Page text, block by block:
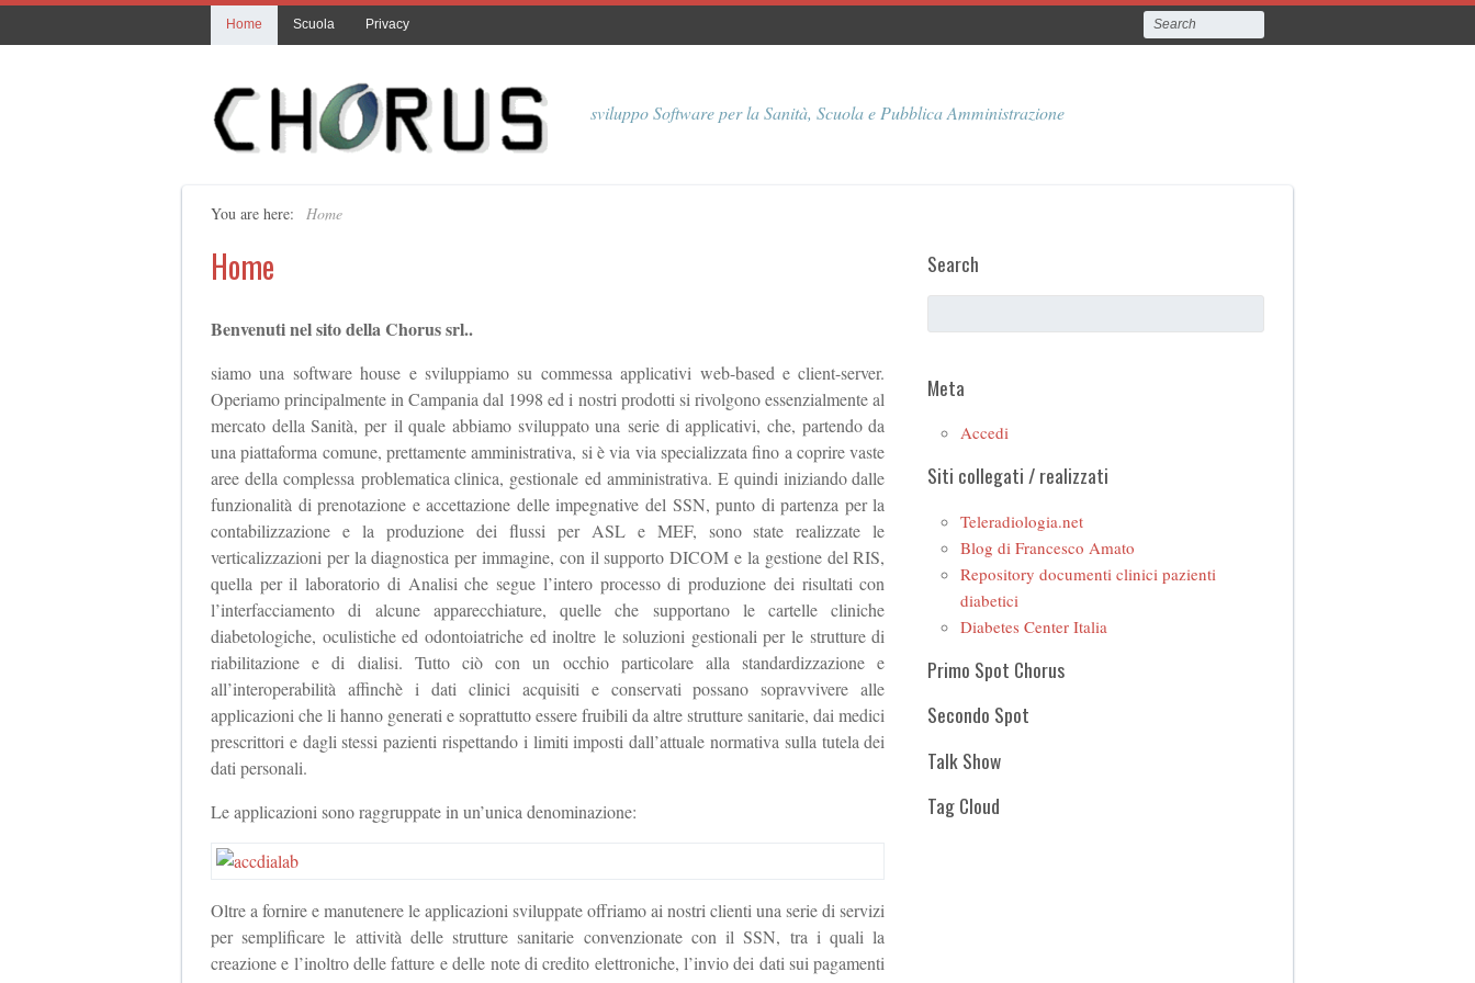
Home Scuola Privacy
sviluppo Software per la Sanità, Scuola e Pubblica Amministrazione
You are here: Home
Home
Benvenuti nel sito della Chorus srl..
siamo una software house e sviluppiamo su commessa applicativi web-based e client-server.
Operiamo principalmente in Campania dal 1998 ed i nostri prodotti si rivolgono essenzialmente al
mercato della Sanità, per il quale abbiamo sviluppato una serie di applicativi, che, partendo da
una piattaforma comune, prettamente amministrativa, si è via via specializzata fino a coprire vaste
aree della complessa problematica clinica, gestionale ed amministrativa. E quindi iniziando dalle
funzionalità di prenotazione e accettazione delle impegnative del SSN, punto di partenza per la
contabilizzazione e la produzione dei flussi per ASL e MEF, sono state realizzate le
verticalizzazioni per la diagnostica per immagine, con il supporto DICOM e la gestione del RIS,
quella per il laboratorio di Analisi che segue l’intero processo di produzione dei risultati con
l’interfacciamento di alcune apparecchiature, quelle che supportano le cartelle cliniche
diabetologiche, oculistiche ed odontoiatriche ed inoltre le soluzioni gestionali per le strutture di
riabilitazione e di dialisi. Tutto ciò con un occhio particolare alla standardizzazione e
all’interoperabilità affinchè i dati clinici acquisiti e conservati possano sopravvivere alle
applicazioni che li hanno generati e soprattutto essere fruibili da altre strutture sanitarie, dai medici
prescrittori e dagli stessi pazienti rispettando i limiti imposti dall’attuale normativa sulla tutela dei
dati personali.
Le applicazioni sono raggruppate in un’unica denominazione:
Oltre a fornire e manutenere le applicazioni sviluppate offriamo ai nostri clienti una serie di servizi
per semplificare le attività delle strutture sanitarie convenzionate con il SSN, tra i quali la
creazione e l’inoltro delle fatture e delle note di credito elettroniche, l’invio dei dati sui pagamenti
Search
Meta
Accedi
Siti collegati / realizzati
Teleradiologia.net
Blog di Francesco Amato
Repository documenti clinici pazienti
diabetici
Diabetes Center Italia
Primo Spot Chorus
Secondo Spot
Talk Show
Tag Cloud